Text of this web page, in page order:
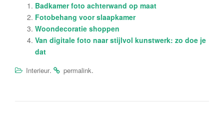
Badkamer foto achterwand op maat
Fotobehang voor slaapkamer
Woondecoratie shoppen
Van digitale foto naar stijlvol kunstwerk: zo doe je
dat
Interieur. permalink.